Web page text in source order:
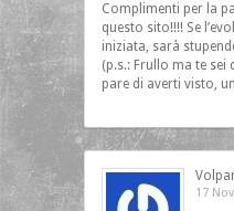
Complimenti per la
questo sito!!!! Se
iniziata, sarà
(p.s.: Frullo ma te sei
pare di averti visto,
17